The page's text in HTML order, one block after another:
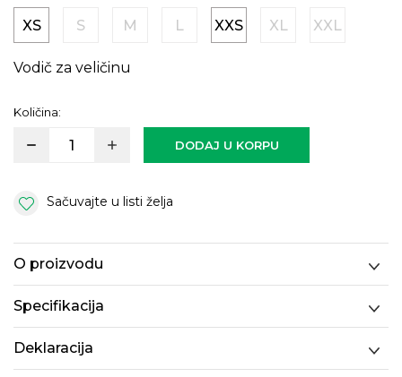
XS S M L XXS XL XXL
Vodič za veličinu
Količina:
DODAJ U KORPU
Sačuvajte u listi želja
O proizvodu
Specifikacija
Deklaracija